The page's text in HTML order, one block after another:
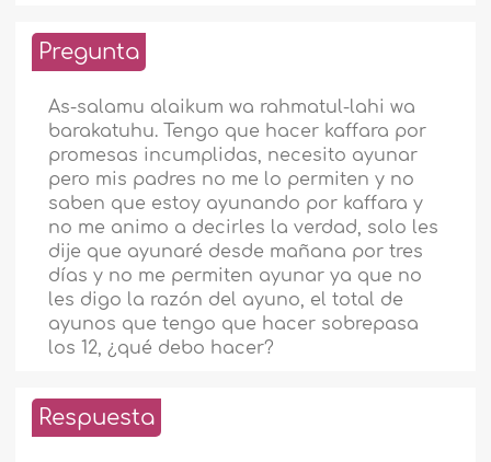
Pregunta
As-salamu alaikum wa rahmatul-lahi wa
barakatuhu. Tengo que hacer kaffara por
promesas incumplidas, necesito ayunar
pero mis padres no me lo permiten y no
saben que estoy ayunando por kaffara y
no me animo a decirles la verdad, solo les
dije que ayunaré desde mañana por tres
días y no me permiten ayunar ya que no
les digo la razón del ayuno, el total de
ayunos que tengo que hacer sobrepasa
los 12, ¿qué debo hacer?
Respuesta